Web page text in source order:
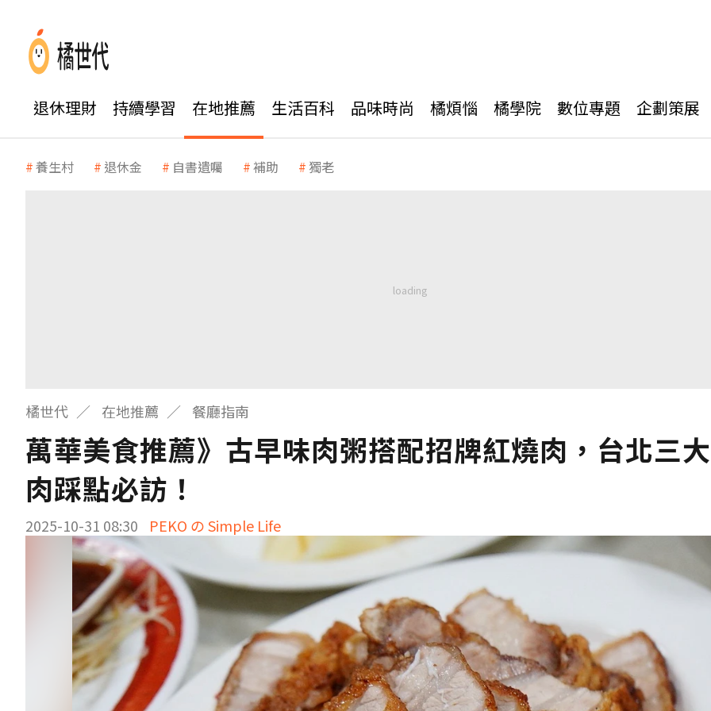
退休理財 持續學習 在地推薦 生活百科 品味時尚 橘煩惱 橘學院 數位專題 企劃策展
養生村 退休金 自書遺囑 補助 獨老
橘世代 在地推薦 餐廳指南
萬華美食推薦》古早味肉粥搭配招牌紅燒肉，台北三
肉踩點必訪！
2025-10-31 08:30 PEKO の Simple Life